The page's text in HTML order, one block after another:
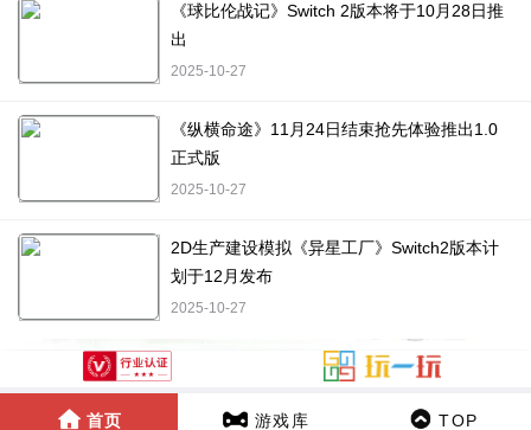
《球比伦战记》Switch 2版本将于10月28日推
出
2025-10-27
《纵横命途》11月24日结束抢先体验推出1.0
正式版
2025-10-27
2D生产建设模拟《异星工厂》Switch2版本计
划于12月发布
2025-10-27
首页 游戏库 TOP